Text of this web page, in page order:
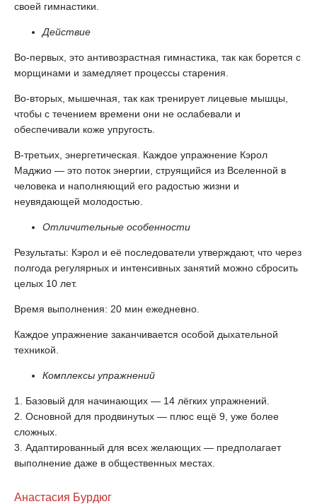
своей гимнастики.
Действие
Во-первых, это антивозрастная гимнастика, так как борется с
морщинами и замедляет процессы старения.
Во-вторых, мышечная, так как тренирует лицевые мышцы,
чтобы с течением времени они не ослабевали и
обеспечивали коже упругость.
В-третьих, энергетическая. Каждое упражнение Кэрол
Маджио — это поток энергии, струящийся из Вселенной в
человека и наполняющий его радостью жизни и
неувядающей молодостью.
Отличительные особенности
Результаты: Кэрол и её последователи утверждают, что через
полгода регулярных и интенсивных занятий можно сбросить
целых 10 лет.
Время выполнения: 20 мин ежедневно.
Каждое упражнение заканчивается особой дыхательной
техникой.
Комплексы упражнений
1. Базовый для начинающих — 14 лёгких упражнений.
2. Основной для продвинутых — плюс ещё 9, уже более
сложных.
3. Адаптированный для всех желающих — предполагает
выполнение даже в общественных местах.
Анастасия Бурдюг